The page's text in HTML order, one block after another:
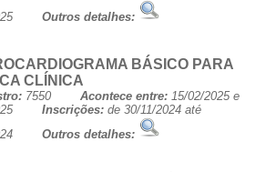
Outros detalhes:
BÁSICO PARA
CLÍNICA
7550 Acontece entre: 15/02/2025 e
Inscrições: de 30/11/2024 até
Outros detalhes: